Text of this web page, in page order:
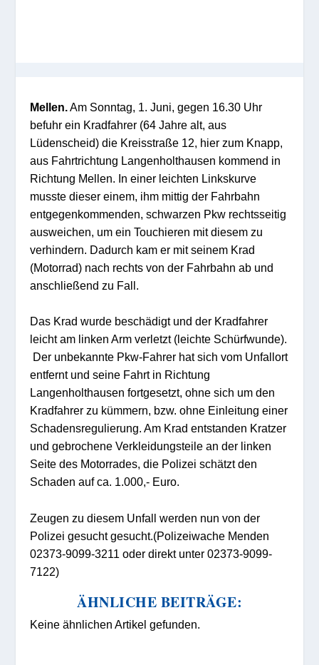
Mellen. Am Sonntag, 1. Juni, gegen 16.30 Uhr
befuhr ein Kradfahrer (64 Jahre alt, aus
Lüdenscheid) die Kreisstraße 12, hier zum Knapp,
aus Fahrtrichtung Langenholthausen kommend in
Richtung Mellen. In einer leichten Linkskurve
musste dieser einem ihm mittig der Fahrbahn
entgegenkommenden schwarzen Pkw rechtsseitig
ausweichen, um ein Touchieren mit diesem zu
verhindern. Dadurch kam er mit seinem Krad
(Motorrad) nach rechts von der Fahrbahn ab und
anschließend zu Fall.
Das Krad wurde beschädigt und der Kradfahrer
leicht am linken Arm verletzt ( leichte Schürfwunde).
Der unbekannte Pkw-Fahrer hatsich vom Unfallort
entfernt undseine Fahrt in Richtung
Langenholthausenfortgesetzt, ohnesich um den
Kradfahrer zu kümmern, bzw.ohne Einleitung einer
Schadensregulierung. Am Krad entstanden Kratzer
und gebrochene Verkleidungsteile an der linken
Seite des Motorrades, die Polizei schätzt den
Schaden auf ca. 1.000,- Euro.
Zeugenzu diesem Unfallwerden nun von der
Polizei gesucht gesucht.(Polizeiwache Menden
02373-9099-3211 oder direkt unter 02373-9099-
7122)
ÄHNLICHE BEITRÄGE:
Keine ähnlichen Artikel gefunden.